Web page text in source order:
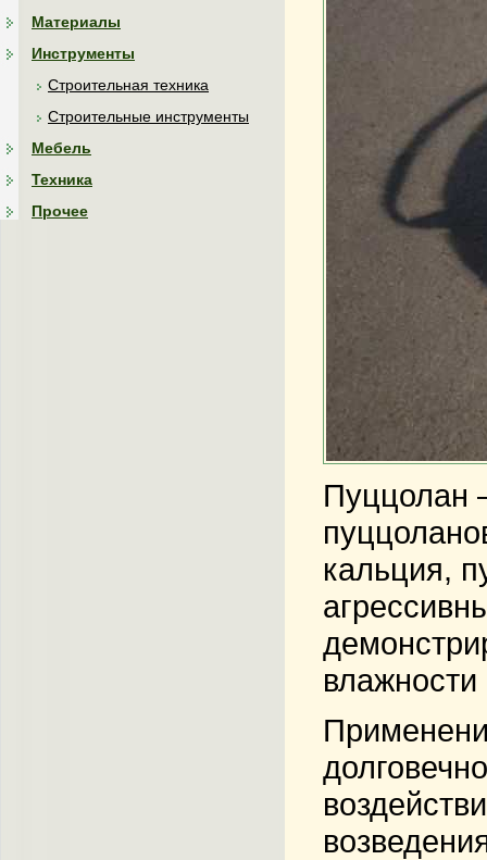
Материалы
Инструменты
Строительная техника
Строительные инструменты
Мебель
Техника
Прочее
Пуццолан
кальция,
влажности